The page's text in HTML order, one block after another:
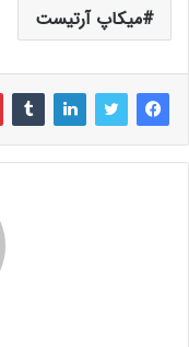
میکاپ آرتیست